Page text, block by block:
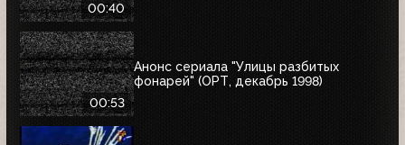
00:40
00:53
Анонс сериала "Улицы разбитых
фонарей" (ОРТ, декабрь 1998)